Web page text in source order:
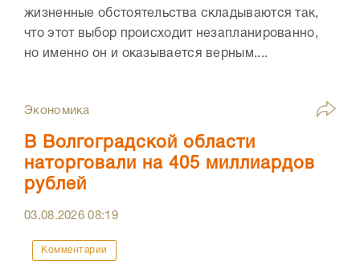
жизненные обстоятельства складываются так,
что этот выбор происходит незапланированно,
но именно он и оказывается верным....
Экономика
В Волгоградской области
наторговали на 405 миллиардов
рублей
03.08.202608:19
Комментарии